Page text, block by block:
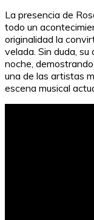
La presencia de
todo un
originalidad la
velada. Sin duda,
noche,
una de las artistas
escena musical